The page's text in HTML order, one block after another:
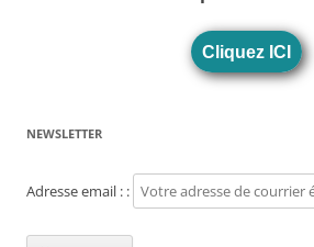
Cliquez ICI
NEWSLETTER
Adresse email : :